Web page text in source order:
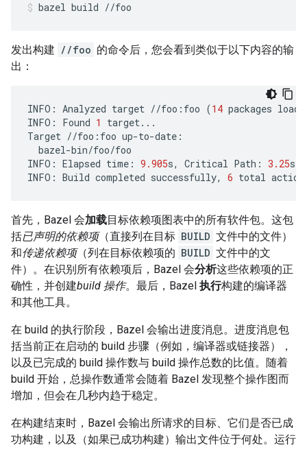
bazel build //foo
发出构建 //foo 的命令后，您会看到类似于以下内容的输
出：
INFO : Analyzed target //foo : foo (14 packages
INFO : Found 1 target...
Target //foo : foo up-to-date :
bazel-bin/foo/foo
INFO : Elapsed time : 9.905s, Critical Path : 3.25s
INFO : Build completed successfully, 6 total
首先，Bazel 会加载目标依赖项图表中的所有软件包。这包
括已声明的依赖项（直接列在目标 BUILD 文件中的文件）
和传递依赖项（列在目标依赖项的 BUILD 文件中的文
件）。在识别所有依赖项后，Bazel 会分析这些依赖项的正
确性，并创建build 操作。最后，Bazel 执行构建的编译器
和其他工具。
在 build 的执行阶段，Bazel 会输出进度消息。进度消息包
括当前正在启动的 build 步骤（例如，编译器或链接器），
以及已完成的 build 操作数与 build 操作总数的比值。随着
build 开始，总操作数通常会随着 Bazel 发现整个操作图而
增加，但会在几秒内趋于稳定。
在构建结束时，Bazel 会输出所请求的目标、它们是否已成
功构建，以及（如果已成功构建）输出文件位于何处。运行